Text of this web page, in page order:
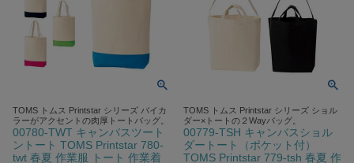
TOMS トムス Printstar シリーズ バイカ
ラーがアクセントの肉厚トートバッグ。
00780-TWT キャンバスツート
ントート TOMS Printstar 780-
twt 春夏 作業服 トート 作業着
TOMS トムス Printstar シリーズ ショル
ダー×トートの２Wayバッグ。
00779-TSH キャンバスショル
ダートート（ポケット付）
TOMS Printstar 779-tsh 春夏 作